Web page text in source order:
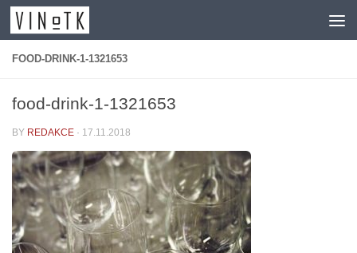
Skip to content
FOOD-DRINK-1-1321653
food-drink-1-1321653
BY REDAKCE · 17.11.2018